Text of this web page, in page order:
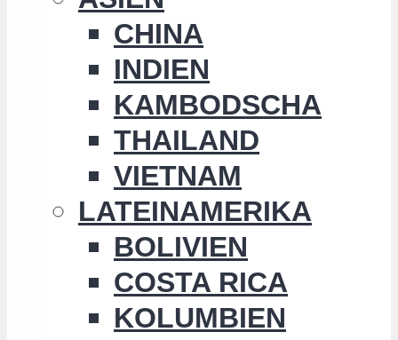
CHINA
INDIEN
KAMBODSCHA
THAILAND
VIETNAM
LATEINAMERIKA
BOLIVIEN
COSTA RICA
KOLUMBIEN